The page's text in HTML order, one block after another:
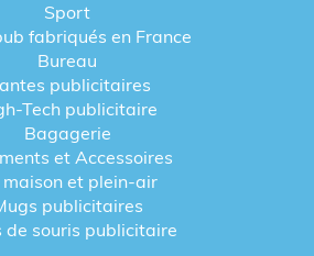
Sport
fabriqués en France
Bureau
publicitaires
Tech publicitaire
Bagagerie
et Accessoires
maison et plein-air
publicitaires
de souris publicitaire